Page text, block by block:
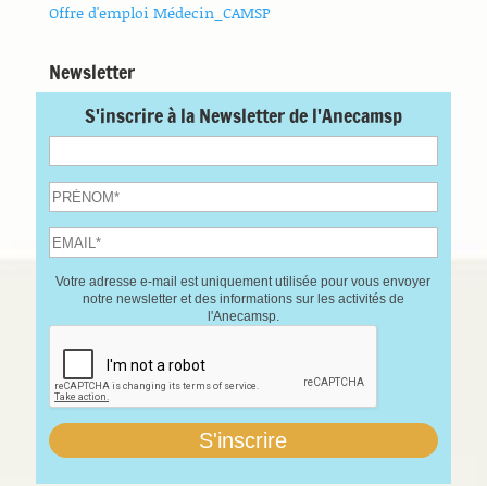
Offre d'emploi Médecin_CAMSP
Newsletter
S'inscrire à la Newsletter de l'Anecamsp
Votre adresse e-mail est uniquement utilisée pour vous envoyer
notre newsletter et des informations sur les activités de
l'Anecamsp.